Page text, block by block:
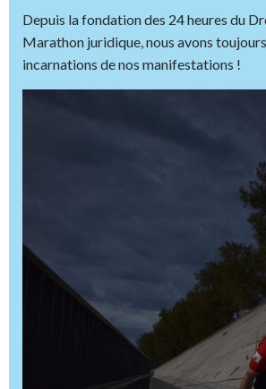
Depuis la fondation des 24 heures du
Marathon juridique, nous avons
incarnations de nos manifestations !